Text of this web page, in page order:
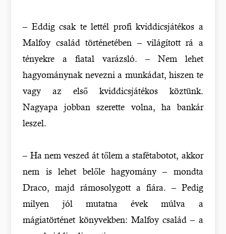
– Eddig csak te lettél profi kviddicsjátékos a
Malfoy család történetében – világított rá a
tényekre a fiatal varázsló. – Nem lehet
hagyománynak nevezni a munkádat, hiszen te
vagy az első kviddicsjátékos köztünk.
Nagyapa jobban szerette volna, ha bankár
leszel.
– Ha nem veszed át tőlem a stafétabotot, akkor
nem is lehet belőle hagyomány – mondta
Draco, majd rámosolygott a fiára. – Pedig
milyen jól mutatna évek múlva a
mágiatörténet könyvekben: Malfoy család – a